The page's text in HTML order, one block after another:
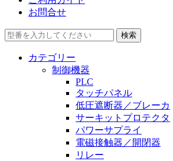
お問合せ
カテゴリー
制御機器
PLC
タッチパネル
低圧遮断器／ブレーカ
サーキットプロテクタ
パワーサプライ
電磁接触器／開閉器
リレー